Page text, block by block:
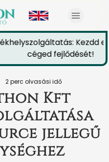
Kezdd el
céged fejlődését!
2 perc olvasási idő
Kft
jellegű